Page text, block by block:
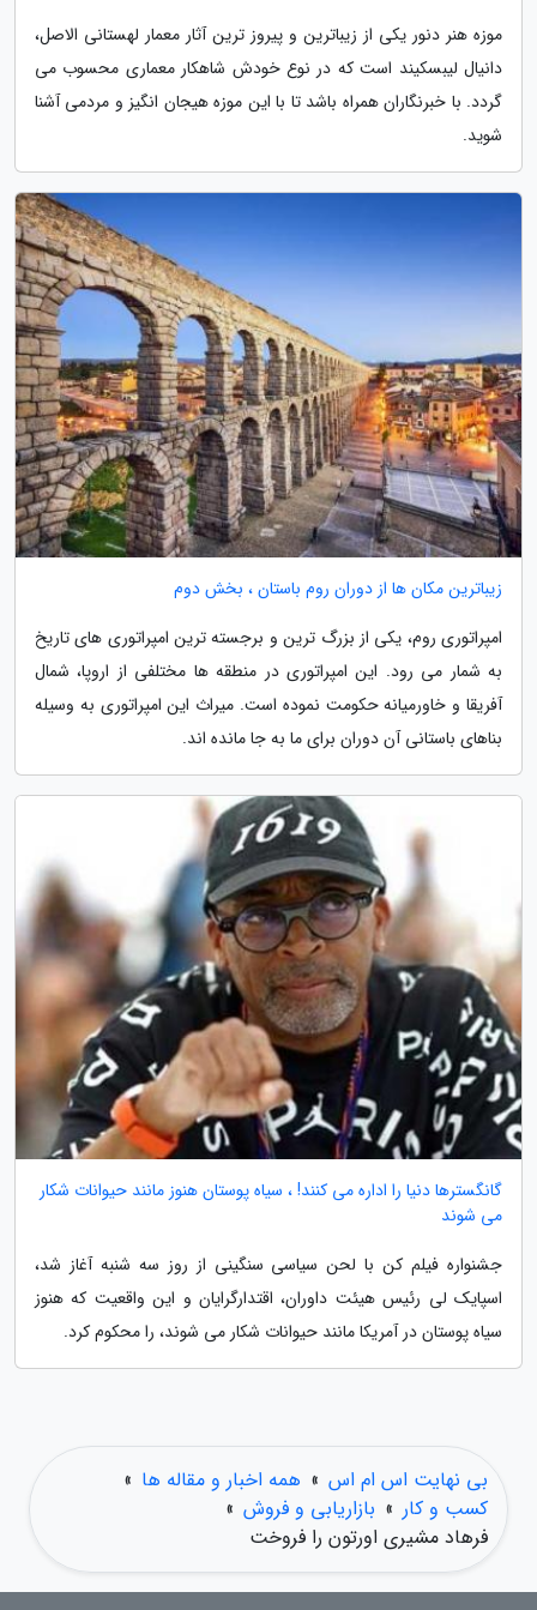
موزه هنر دنور یکی از زیباترین و پیروز ترین آثار معمار لهستانی الاصل،
دانیال لیبسکیند است که در نوع خودش شاهکار معماری محسوب می
گردد. با خبرنگاران همراه باشد تا با این موزه هیجان انگیز و مردمی آشنا
شوید.
زیباترین مکان ها از دوران روم باستان ، بخش دوم
امپراتوری روم، یکی از بزرگ ترین و برجسته ترین امپراتوری های تاریخ
به شمار می رود. این امپراتوری در منطقه ها مختلفی از اروپا، شمال
آفریقا و خاورمیانه حکومت نموده است. میراث این امپراتوری به وسیله
بناهای باستانی آن دوران برای ما به جا مانده اند.
گانگسترها دنیا را اداره می کنند! ، سیاه پوستان هنوز مانند حیوانات شکار
می شوند
جشنواره فیلم کن با لحن سیاسی سنگینی از روز سه شنبه آغاز شد،
اسپایک لی رئیس هیئت داوران، اقتدارگرایان و این واقعیت که هنوز
سیاه پوستان در آمریکا مانند حیوانات شکار می شوند، را محکوم کرد.
بی نهایت اس ام اس » همه اخبار و مقاله ها »
کسب و کار » بازاریابی و فروش »
فرهاد مشیری اورتون را فروخت